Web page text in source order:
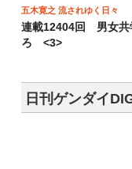
五木寛之 流されゆく日々
連載12404回 男女共
ろ <3>
日刊ゲンダイ